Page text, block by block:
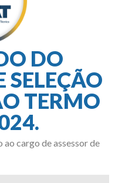
DO
SELEÇÃO
TERMO
ao cargo de assessor de